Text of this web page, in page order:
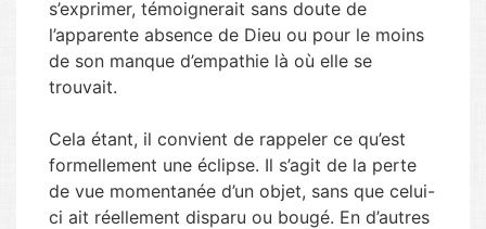
s’exprimer, témoignerait sans doute de
l’apparente absence de Dieu ou pour le moins
de son manque d’empathie là où elle se
trouvait.
Cela étant, il convient de rappeler ce qu’est
formellement une éclipse. Il s’agit de la perte
de vue momentanée d’un objet, sans que celui-
ci ait réellement disparu ou bougé. En d’autres